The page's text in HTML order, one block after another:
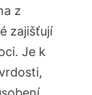
z
zajišťují
Je k